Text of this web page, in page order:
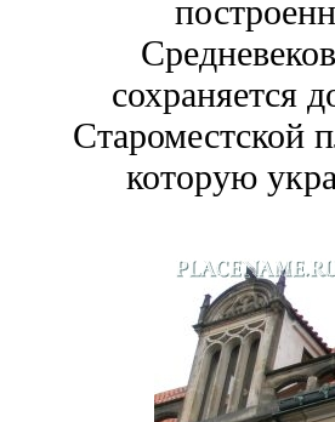
сохраняется
Староместской
которую